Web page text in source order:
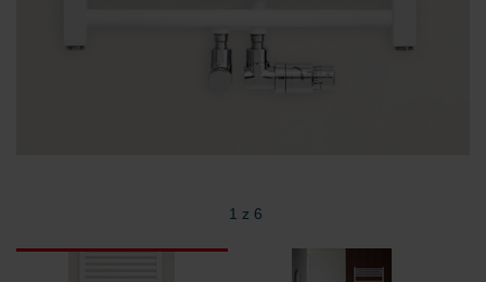
Limitet Şirketi: Web Sitesi Çerezleri
Zehnder Group Sales International: Privacy Policy
1 z 6